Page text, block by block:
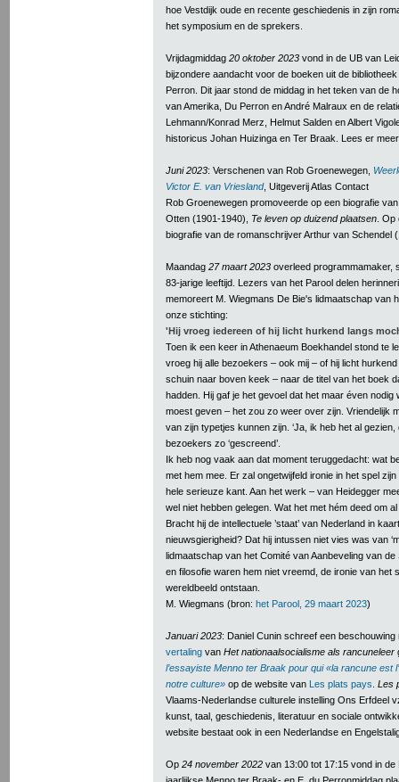
hoe Vestdijk oude en recente geschiedenis in zijn
het symposium en de sprekers.
Vrijdagmiddag 20 oktober 2023 vond in de UB van
bijzondere aandacht voor de boeken uit de
Perron. Dit jaar stond de middag in het teken van de
van Amerika, Du Perron en André Malraux en de
Lehmann/Konrad Merz, Helmut Salden en Albert
historicus Johan Huizinga en Ter Braak. Lees er
Juni 2023: Verschenen van Rob Groenewegen,
Victor E. van Vriesland, Uitgeverij Atlas Contact
Rob Groenewegen promoveerde op een biografie
Otten (1901-1940), Te leven op duizend plaatsen .
biografie van de romanschrijver Arthur van Schendel
Maandag 27 maart 2023 overleed programmamaker,
83-jarige leeftijd. Lezers van het Parool delen
memoreert M. Wiegmans De Bie's lidmaatschap van
onze stichting:
'Hij vroeg iedereen of hij licht hurkend langs
Toen ik een keer in Athenaeum Boekhandel stond te
vroeg hij alle bezoekers – ook mij – of hij licht
schuin naar boven keek – naar de titel van het boek
hadden. Hij gaf je het gevoel dat het maar éven
moest geven – het zou zo weer over zijn. Vriendelijk
van zijn typetjes kunnen zijn. ‘Ja, ik heb het al gezien,
bezoekers zo ‘gescreend’.
Ik heb nog vaak aan dat moment teruggedacht: wat
met hem mee. Er zal ongetwijfeld ironie in het spel
hele serieuze kant. Aan het werk – van Heidegger
wel niet hebben gelegen. Wat het met hém deed om
Bracht hij de intellectuele ’staat’ van Nederland in
nieuwsgierigheid? Dat hij intussen niet vies was van
lidmaatschap van het Comité van Aanbeveling van
en filosofie waren hem niet vreemd, de ironie van het
wereldbeeld ontstaan.
M. Wiegmans (bron: het Parool, 29 maart 2023)
Januari 2023: Daniel Cunin schreef een
vertaling van Het nationaalsocialisme als rancuneleer
l’essayiste Menno ter Braak pour qui «la rancune est
notre culture» op de website van Les plats pays Les
Vlaams-Nederlandse culturele instelling Ons Erfdeel
kunst, taal, geschiedenis, literatuur en sociale
website bestaat ook in een Nederlandse en
Op 24 november 2022 van 13:00 tot 17:15 vond in